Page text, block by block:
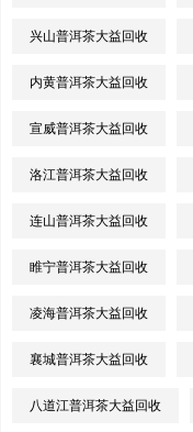
兴山普洱茶大益回收
内黄普洱茶大益回收
宣威普洱茶大益回收
洛江普洱茶大益回收
连山普洱茶大益回收
睢宁普洱茶大益回收
凌海普洱茶大益回收
襄城普洱茶大益回收
八道江普洱茶大益回收